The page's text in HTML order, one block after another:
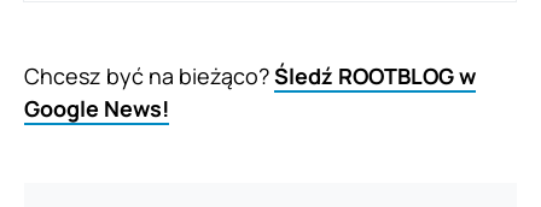
Chcesz być na bieżąco?Śledź ROOTBLOG w
Google News!